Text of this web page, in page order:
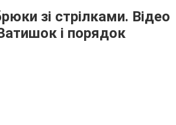
зі стрілками. Відео
і порядок